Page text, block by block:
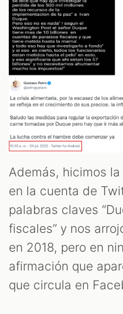
Además, hicimos la
en la cuenta de
palabras claves
fiscales” y nos
en 2018, pero en
afirmación que
que circula en